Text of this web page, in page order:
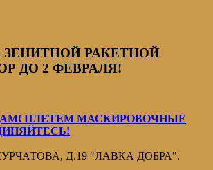
РАКЕТНОЙ
ДО 2 ФЕВРАЛЯ!
ПЛЕТЕМ МАСКИРОВОЧНЫЕ
Д.19 "ЛАВКА ДОБРА".